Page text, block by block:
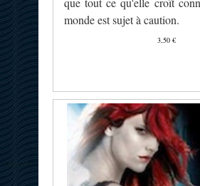
monde est sujet à caution.
3,50 €